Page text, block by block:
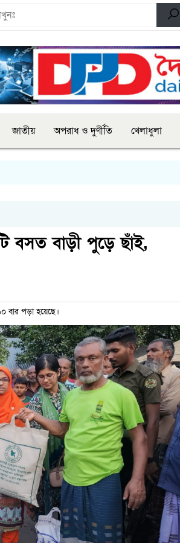
জাতীয় অপরাধ ও দুর্ণীতি খেলাধুলা
বসত বাড়ী পুড়ে ছাঁই,
বার পড়া হয়েছে।